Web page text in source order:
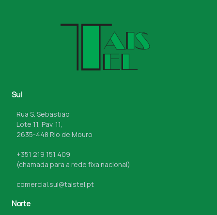
Sul
Rua S. Sebastião
Lote 11, Pav. 11,
2635-448 Rio de Mouro
+351 219 151 409
(chamada para a rede fixa nacional)
comercial.sul@taistel.pt
Norte